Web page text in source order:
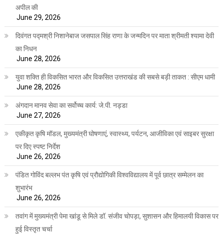
अपील की
June 29, 2026
दिवंगत पद्मश्री निशानेबाज जसपाल सिंह राणा के जन्मदिन पर माता श्रीमती श्यामा देवी
का निधन
June 28, 2026
युवा शक्ति ही विकसित भारत और विकसित उत्तराखंड की सबसे बड़ी ताकत : सीएम धामी
June 28, 2026
अंगदान मानव सेवा का सर्वोच्च कार्य: जे.पी. नड्डा
June 27, 2026
एकीकृत कृषि मॉडल, मुख्यमंत्री घोषणाएं, स्वास्थ्य, पर्यटन, आजीविका एवं साइबर सुरक्षा
पर दिए स्पष्ट निर्देश
June 26, 2026
पंडित गोविंद बल्लभ पंत कृषि एवं प्रौद्योगिकी विश्वविद्यालय में पूर्व छात्र सम्मेलन का
शुभारंभ
June 26, 2026
तवांग में मुख्यमंत्री पेमा खांडू से मिले डॉ. संजीव चोपड़ा, सुशासन और हिमालयी विकास पर
हुई विस्तृत चर्चा